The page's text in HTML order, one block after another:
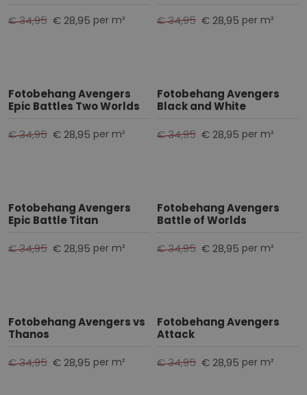
€ 28,95 per m²
€ 34,95
€ 28,95 per m²
€ 34,95
Fotobehang Avengers
Epic Battles Two Worlds
€ 28,95 per m²
€ 34,95
Fotobehang Avengers
Black and White
€ 28,95 per m²
€ 34,95
Fotobehang Avengers
Epic Battle Titan
€ 28,95 per m²
€ 34,95
Fotobehang Avengers
Battle of Worlds
€ 28,95 per m²
€ 34,95
Fotobehang Avengers vs
Thanos
€ 28,95 per m²
€ 34,95
Fotobehang Avengers
Attack
€ 28,95 per m²
€ 34,95